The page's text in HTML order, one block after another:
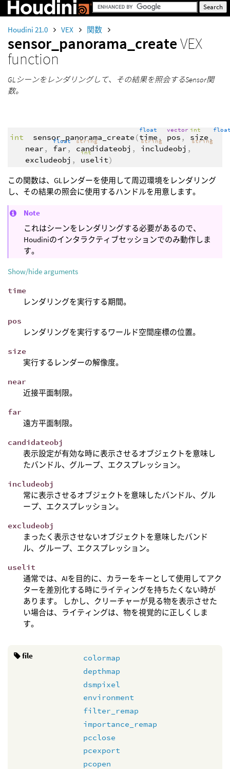
Houdini 21.0 VEX 関数
sensor_panorama_createVEX
function
GLシーンをレンダリングして、その結果を照会するSensor関
数。
int sensor_panorama_create (
float
time ,
vector
pos ,
int
size ,
near ,
float
far ,
string
candidateobj ,
string
includeobj ,
string
excludeobj ,
int
uselit)
この関数は、GLレンダーを使用して周辺環境をレンダリング
し、その結果の照会に使用するハンドルを用意します。
Note
これはシーンをレンダリングする必要があるので、
Houdiniのインタラクティブセッションでのみ動作しま
す。
Show/hide arguments
time
レンダリングを実行する期間。
pos
レンダリングを実行するワールド空間座標の位置。
size
実行するレンダーの解像度。
near
近接平面制限。
far
遠方平面制限。
candidateobj
表示設定が有効な時に表示させるオブジェクトを意味し
たバンドル、グループ、エクスプレッション。
includeobj
常に表示させるオブジェクトを意味したバンドル、グル
ープ、エクスプレッション。
excludeobj
まったく表示させないオブジェクトを意味したバンド
ル、グループ、エクスプレッション。
uselit
通常では、AIを目的に、カラーをキーとして使用してアク
ターを差別化する時にライティングを持ちたくない時が
あります。 しかし、クリーチャーが見る物を表示させた
い場合は、ライティングは、物を視覚的に正しくしま
す。
file
colormap
depthmap
dsmpixel
environment
filter_remap
importance_remap
pcclose
pcexport
pcopen